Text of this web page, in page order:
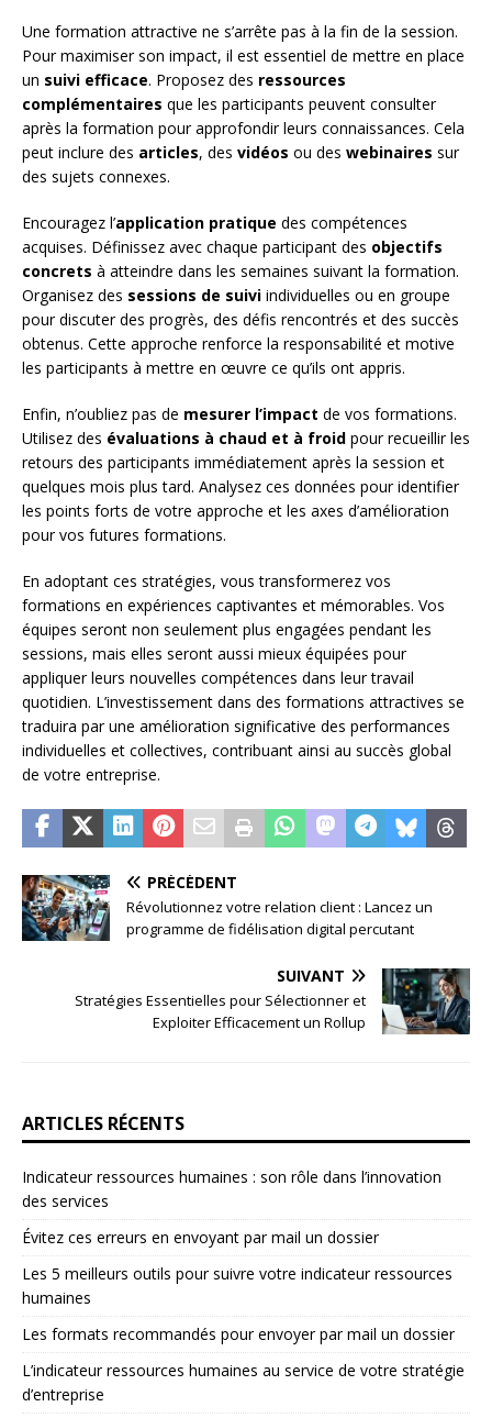
Une formation attractive ne s’arrête pas à la fin de la session.
Pour maximiser son impact, il est essentiel de mettre en place
un suivi efficace. Proposez des ressources
complémentaires que les participants peuvent consulter
après la formation pour approfondir leurs connaissances. Cela
peut inclure des articles, des vidéos ou des webinaires sur
des sujets connexes.
Encouragez l’application pratique des compétences
acquises. Définissez avec chaque participant des objectifs
concrets à atteindre dans les semaines suivant la formation.
Organisez des sessions de suivi individuelles ou en groupe
pour discuter des progrès, des défis rencontrés et des succès
obtenus. Cette approche renforce la responsabilité et motive
les participants à mettre en œuvre ce qu’ils ont appris.
Enfin, n’oubliez pas de mesurer l’impact de vos formations.
Utilisez des évaluations à chaud et à froid pour recueillir les
retours des participants immédiatement après la session et
quelques mois plus tard. Analysez ces données pour identifier
les points forts de votre approche et les axes d’amélioration
pour vos futures formations.
En adoptant ces stratégies, vous transformerez vos
formations en expériences captivantes et mémorables. Vos
équipes seront non seulement plus engagées pendant les
sessions, mais elles seront aussi mieux équipées pour
appliquer leurs nouvelles compétences dans leur travail
quotidien. L’investissement dans des formations attractives se
traduira par une amélioration significative des performances
individuelles et collectives, contribuant ainsi au succès global
de votre entreprise.
PRÉCÉDENT
Révolutionnez votre relation client : Lancez un
programme de fidélisation digital percutant
SUIVANT
Stratégies Essentielles pour Sélectionner et
Exploiter Efficacement un Rollup
ARTICLES RÉCENTS
Indicateur ressources humaines : son rôle dans l’innovation
des services
Évitez ces erreurs en envoyant par mail un dossier
Les 5 meilleurs outils pour suivre votre indicateur ressources
humaines
Les formats recommandés pour envoyer par mail un dossier
L’indicateur ressources humaines au service de votre stratégie
d’entreprise